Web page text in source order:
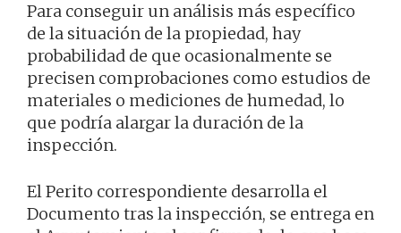
Para conseguir un análisis más específico
de la situación de la propiedad, hay
probabilidad de que ocasionalmente se
precisen comprobaciones como estudios de
materiales o mediciones de humedad, lo
que podría alargar la duración de la
inspección.
El Perito correspondiente desarrolla el
Documento tras la inspección, se entrega en